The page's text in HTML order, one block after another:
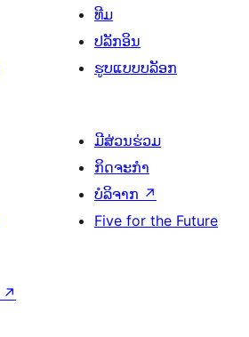
ທີມ
ປລັກອິນ
ຮູບແບບບລັອກ
ມີສ່ວນຮ່ວມ
ກິດຈະກຳ
ບໍລິຈາກ ↗
Five for the Future
↗